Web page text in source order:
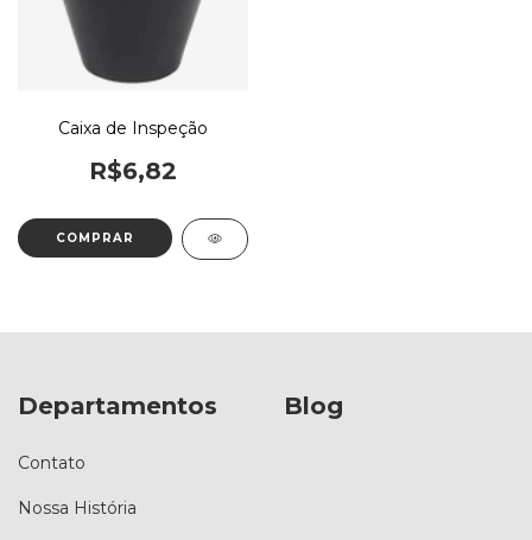
Caixa de Inspeção
R$6,82
Departamentos
Contato
Nossa História
Blog